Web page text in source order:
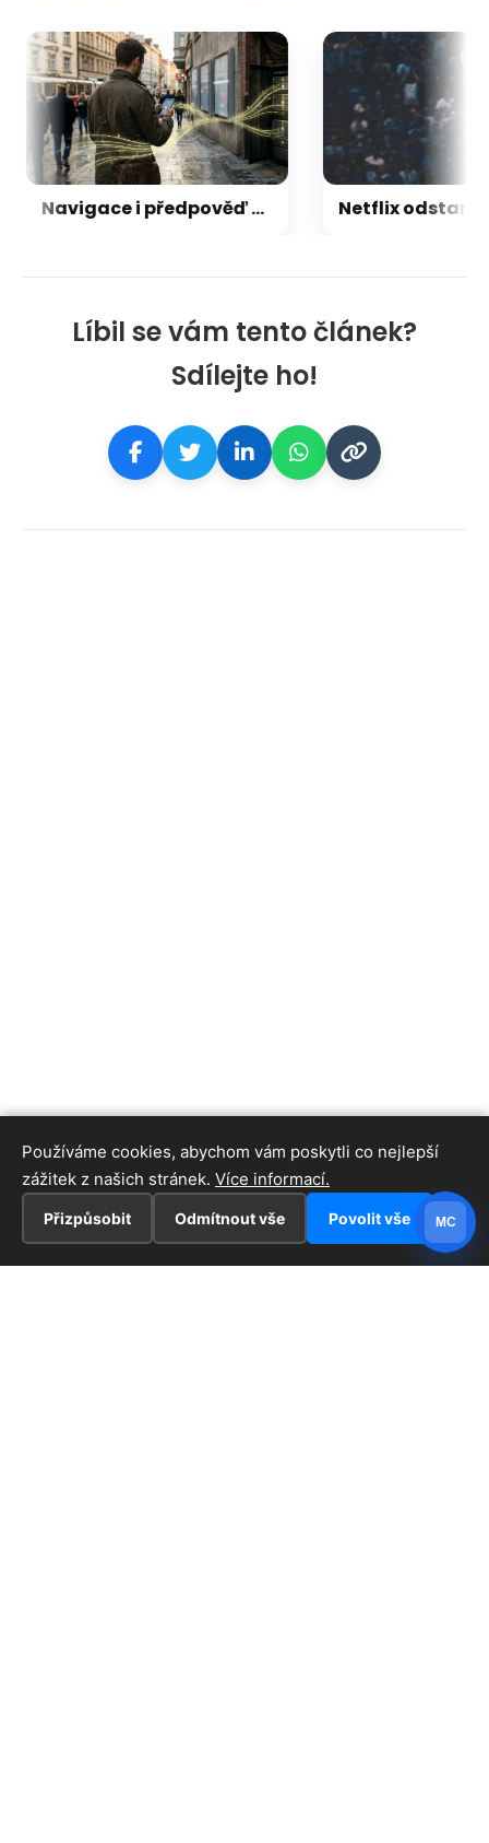
Líbil se vám tento článek?
Sdílejte ho!
Navigace i předpověď počasí: vaše oblíbené aplikace mohou tajně odesílat informace o poloze
Používáme cookies, abychom vám poskytli co nejlepší
zážitek z našich stránek. Více informací.
Přizpůsobit Odmítnout vše Povolit vše MC